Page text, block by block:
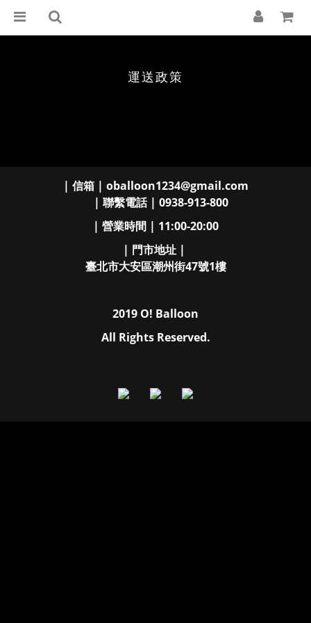
運送政策
| 信箱 | oballoon1234@gmail.com
| 聯繫電話 | 0938-913-800
| 營業時間 | 11:00-20:00
| 門市地址 |
臺北市大安區潮州街47號1樓
2019 O! Balloon
All Rights Reserved.